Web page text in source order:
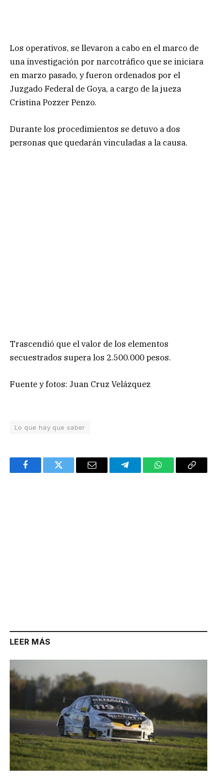
Los operativos, se llevaron a cabo en el marco de
una investigación por narcotráfico que se iniciara
en marzo pasado, y fueron ordenados por el
Juzgado Federal de Goya, a cargo de la jueza
Cristina Pozzer Penzo.
Durante los procedimientos se detuvo a dos
personas que quedarán vinculadas a la causa.
Trascendió que el valor de los elementos
secuestrados supera los 2.500.000 pesos.
Fuente y fotos: Juan Cruz Velázquez
Lo que hay que saber
FacebookTwitter Email TelegramWhatsAppCopy
LEER MÁS